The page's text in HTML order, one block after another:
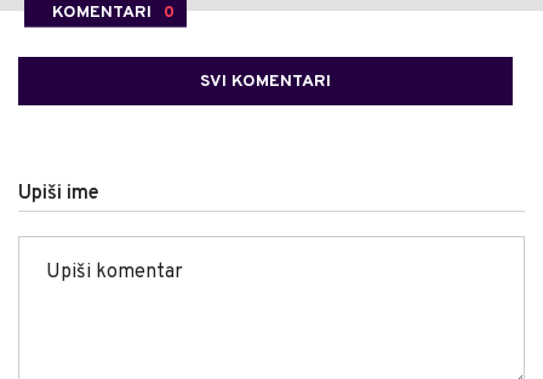
KOMENTARI 0
SVI KOMENTARI
Upiši ime